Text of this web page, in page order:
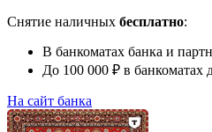
Снятие наличных бесплатно:
В банкоматах банка и
До 100 000 ₽ в банкоматах
На сайт банка